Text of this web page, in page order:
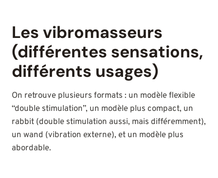
Les vibromasseurs
(différentes sensations,
différents usages)
On retrouve plusieurs formats : un modèle flexible
“double stimulation”, un modèle plus compact, un
rabbit (double stimulation aussi, mais différemment),
un wand (vibration externe), et un modèle plus
abordable.